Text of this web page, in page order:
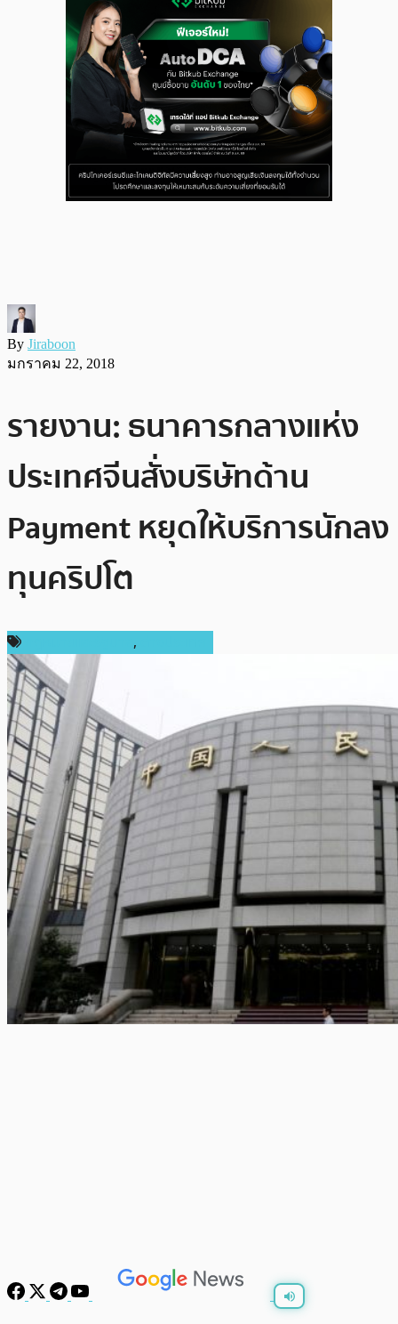
By Jiraboon
มกราคม 22, 2018
รายงาน: ธนาคารกลางแห่ง
ประเทศจีนสั่งบริษัทด้าน
Payment หยุดให้บริการนักลง
ทุนคริปโต
,